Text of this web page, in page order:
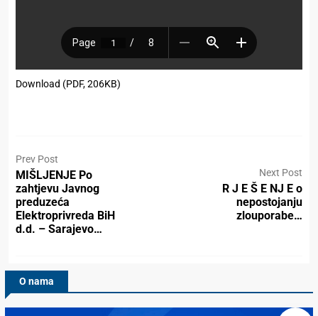
Download (PDF, 206KB)
Prev Post
MIŠLJENJE Po
zahtjevu Javnog
preduzeća
Elektroprivreda BiH
d.d. – Sarajevo…
Next Post
R J E Š E NJ E o
nepostojanju
zlouporabe…
O nama